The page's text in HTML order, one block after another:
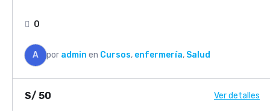
0
A por admin en Cursos, enfermería, Salud
S/ 50 Ver detalles